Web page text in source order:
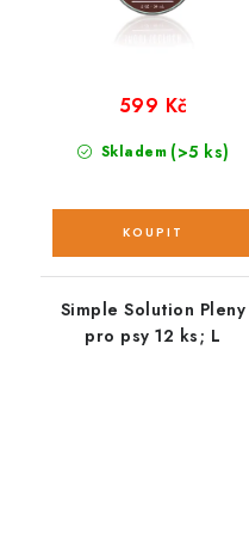
Skladem (>5 ks)
599 Kč
Simple Solution Pleny
pro psy 12 ks; L